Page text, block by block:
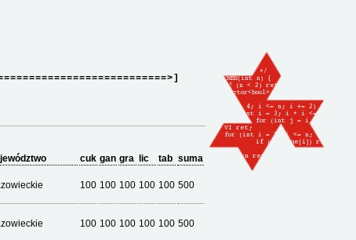
cuk gan gra lic tab suma
100 100 100 100 100 500
100 100 100 100 100 500